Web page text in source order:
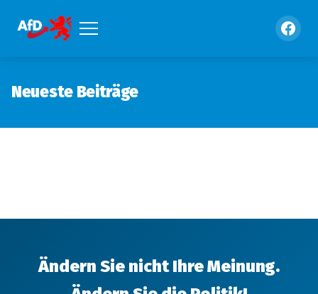
Neueste Beiträge
Ändern Sie nicht Ihre Meinung.